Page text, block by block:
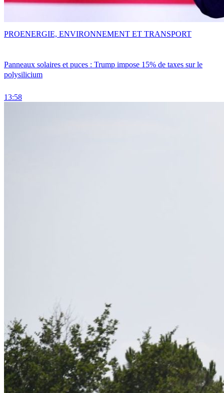
Panneaux solaires et puces : Trump impose 15% de taxes sur le
polysilicium
13:58
PROENERGIE, ENVIRONNEMENT ET TRANSPORT